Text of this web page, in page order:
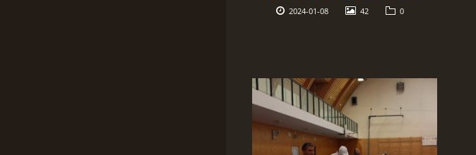
2024-01-08 42 0